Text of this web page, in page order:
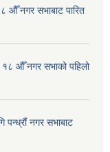
औँ नगर सभाबाट पारित
१८ औँ नगर सभाको पहिलो
पन्ध्रौं नगर सभाबाट